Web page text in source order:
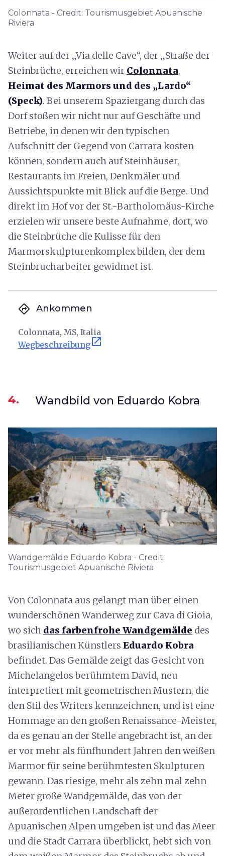
Colonnata - Credit: Tourismusgebiet Apuanische
Riviera
Weiter auf der „Via delle Cave“, der „Straße der
Steinbrüche, erreichen wir Colonnata,
Heimat des Marmors und des „Lardo“
(Speck). Bei unserem Spaziergang durch das
Dorf stoßen wir nicht nur auf Geschäfte und
Betriebe, in denen wir den typischen
Aufschnitt der Gegend von Carrara kosten
können, sondern auch auf Steinhäuser,
Restaurants im Freien, Denkmäler und
Aussichtspunkte mit Blick auf die Berge. Und
direkt im Hof vor der St.-Bartholomäus-Kirche
erzielen wir unsere beste Aufnahme, dort, wo
die Steinbrüche die Kulisse für den
Marmorskulpturenkomplex bilden, der dem
Steinbrucharbeiter gewidmet ist.
directions Ankommen
Colonnata, MS, Italia
Wegbeschreibungopen_in_new
4. Wandbild von Eduardo Kobra
Wandgemälde Eduardo Kobra - Credit:
Tourismusgebiet Apuanische Riviera
Von Colonnata aus gelangt man über einen
wunderschönen Wanderweg zur Cava di Gioia,
wo sich das farbenfrohe Wandgemälde des
brasilianischen Künstlers Eduardo Kobra
befindet. Das Gemälde zeigt das Gesicht von
Michelangelos berühmtem David, neu
interpretiert mit geometrischen Mustern, die
den Stil des Writers kennzeichnen, und ist eine
Hommage an den großen Renaissance-Meister,
da es genau an der Stelle angebracht ist, an der
er vor mehr als fünfhundert Jahren den weißen
Marmor für seine berühmtesten Skulpturen
gewann. Das riesige, mehr als zehn mal zehn
Meter große Wandgemälde, das von der
außerordentlichen Landschaft der
Apuanischen Alpen umgeben ist und das Meer
und die Stadt Carrara überblickt, hebt sich von